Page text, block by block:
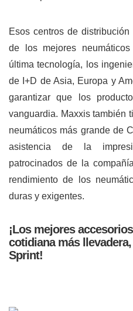
Esos centros de
de los mejores
última tecnología, los
de I+D de Asia, Europa y
garantizar que los
vanguardia. Maxxis también
neumáticos más grande de
asistencia de la
patrocinados de la
rendimiento de los
duras y exigentes.
¡Los mejores
cotidiana más
Sprint!